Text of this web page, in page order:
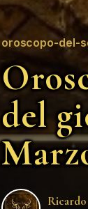
oroscopo-del-
del
Ricardo